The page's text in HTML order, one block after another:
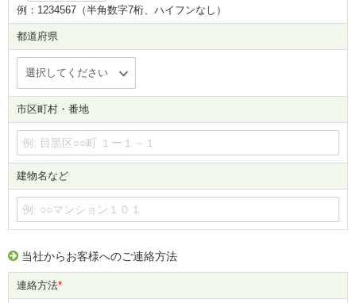
例：1234567（半角数字7桁、ハイフンなし）
都道府県
市区町村・番地
建物名など
当社からお客様へのご連絡方法
連絡方法*